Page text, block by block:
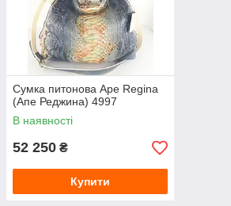
Сумка питонова Ape Regina
(Апе Реджина) 4997
В наявності
52 250 ₴
Купити